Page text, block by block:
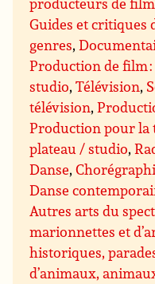
Guides et critiques
genres,
Production de film
studio,Télévision,
télévision,
Production pour la
plateau / studio,
Danse,
Danse
Autres arts du
marionnettes et
historiques,
d’animaux,